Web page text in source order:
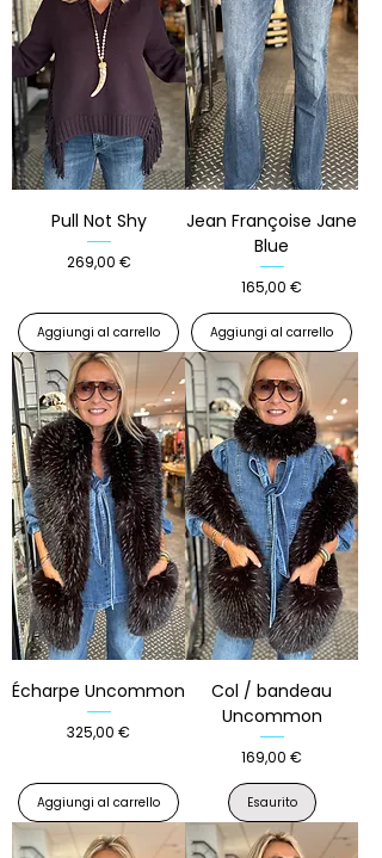
Pull Not Shy
Prezzo
269,00 €
Aggiungi al carrello
Jean Françoise Jane
Blue
Prezzo
165,00 €
Aggiungi al carrello
Écharpe Uncommon
Prezzo
325,00 €
Aggiungi al carrello
Col / bandeau
Uncommon
Prezzo
169,00 €
Esaurito